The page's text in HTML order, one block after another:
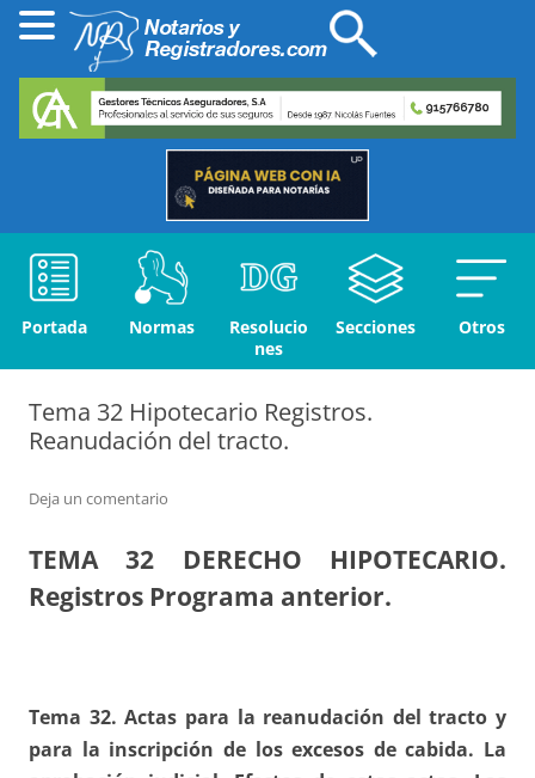
Portada Normas
Resolucio
nes
Secciones Otros
Tema 32 Hipotecario Registros.
Reanudación del tracto.
Deja un comentario
TEMA 32 DERECHO HIPOTECARIO.
Registros Programa anterior.
Tema 32. Actas para la reanudación del tracto y
para la inscripción de los excesos de cabida. La